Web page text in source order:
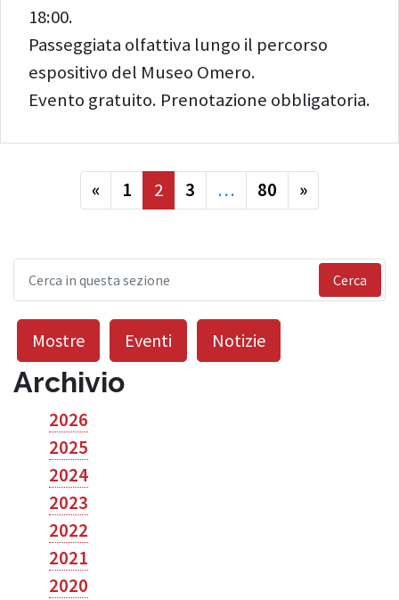
18:00.
Passeggiata olfattiva lungo il percorso
espositivo del Museo Omero.
Evento gratuito. Prenotazione obbligatoria.
precedente
« 1 2 3 … 80 successiva
»
Cerca
Mostre Eventi Notizie
Archivio
2026
2025
2024
2023
2022
2021
2020